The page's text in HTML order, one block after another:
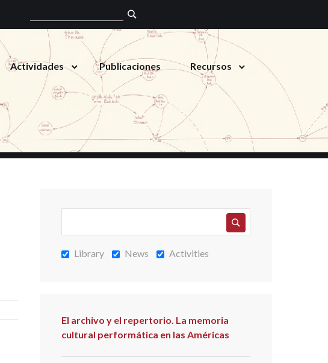
Actividades Publicaciones Recursos
Library News Activities
El archivo y el repertorio. La memoria
cultural performática en las Américas